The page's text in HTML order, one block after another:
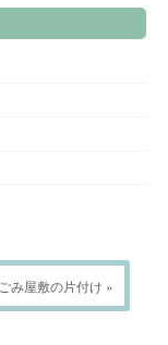
ごみ屋敷の片付け »